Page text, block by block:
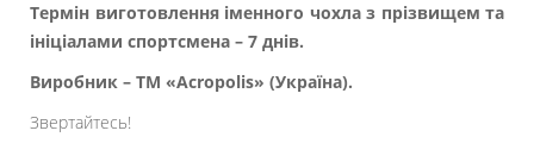
Термін виготовлення іменного чохла з прізвищем та
ініціалами спортсмена – 7 днів.
Виробник – ТМ «Acropolis» (Україна).
Звертайтесь!